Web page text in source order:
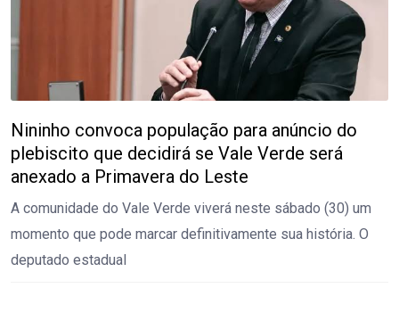
Nininho convoca população para anúncio do
plebiscito que decidirá se Vale Verde será
anexado a Primavera do Leste
A comunidade do Vale Verde viverá neste sábado (30) um
momento que pode marcar definitivamente sua história. O
deputado estadual